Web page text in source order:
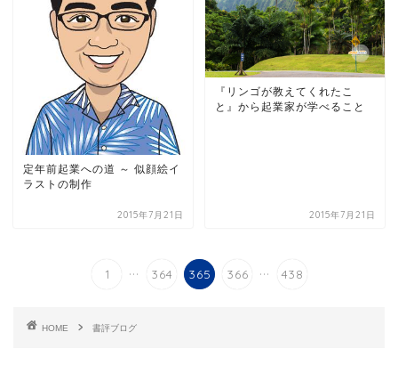
定年前起業への道 ～ 似顔絵イ
ラストの制作
2015年7月21日
『リンゴが教えてくれたこ
と』から起業家が学べること
2015年7月21日
1 ... 364 365 366 ... 438
HOME 書評ブログ